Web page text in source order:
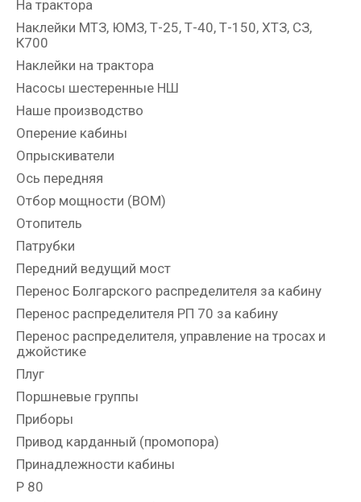
На трактора
Наклейки МТЗ, ЮМЗ, Т-25, Т-40, Т-150, ХТЗ, СЗ,
К700
Наклейки на трактора
Насосы шестеренные НШ
Наше производство
Оперение кабины
Опрыскиватели
Ось передняя
Отбор мощности (ВОМ)
Отопитель
Патрубки
Передний ведущий мост
Перенос Болгарского распределителя за кабину
Перенос распределителя РП 70 за кабину
Перенос распределителя, управление на тросах и
джойстике
Плуг
Поршневые группы
Приборы
Привод карданный (промопора)
Принадлежности кабины
Р 80